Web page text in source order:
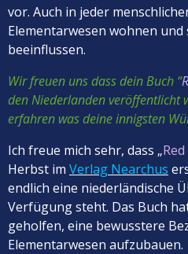
vor. Auch in jeder
Elementarwesen wohnen
beeinflussen.
Wir freuen uns dass dein Buch “
den Niederlanden veröffentlicht
erfahren was deine innigsten
Ich freue mich sehr, dass „
Herbst im Verlag Nearchus
endlich eine niederländische
Verfügung steht. Das Buch
geholfen, eine bewusstere
Elementarwesen aufzubauen.